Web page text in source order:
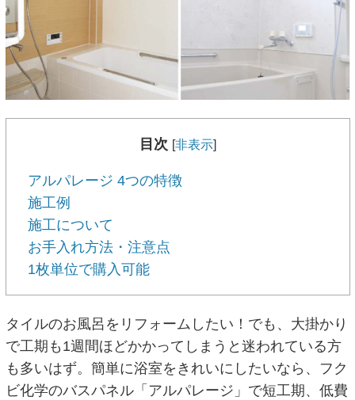
目次 [非表示]
アルパレージ 4つの特徴
施工例
施工について
お手入れ方法・注意点
1枚単位で購入可能
タイルのお風呂をリフォームしたい！でも、大掛かり
で工期も1週間ほどかかってしまうと迷われている方
も多いはず。簡単に浴室をきれいにしたいなら、フク
ビ化学のバスパネル「アルパレージ」で短工期、低費